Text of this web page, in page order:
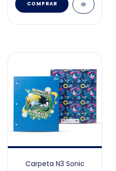
Carpeta N3 Sonic